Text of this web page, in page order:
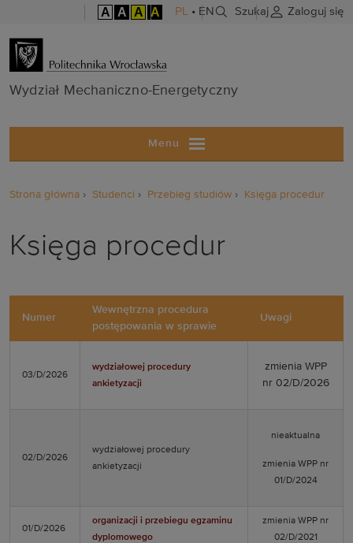
A A A A PL • EN Szukaj Zaloguj się
Wydział
Wydział Mechaniczno-Energetyczny
Menu
Strona główna Studenci Przebieg studiów Księga procedur
Księga procedur
Numer
Wewnętrzna procedura
postępowania w sprawie
Uwagi
03/D/2026
wydziałowej procedury
ankietyzacji
zmienia WPP
nr 02/D/2026
02/D/2026
wydziałowej procedury
ankietyzacji
nieaktualna
zmienia WPP nr
01/D/2024
01/D/2026
organizacji i przebiegu egzaminu
dyplomowego
zmienia WPP nr
02/D/2021